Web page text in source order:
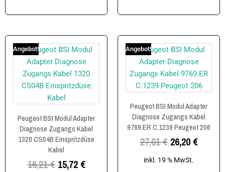
Angebot!
Peugeot BSI Modul Adapter
Diagnose Zugangs Kabel
1320 CS04B Einspritzdüse
Kabel
16,21€ 15,72 €
Angebot!
Peugeot BSI Modul Adapter
Diagnose Zugangs Kabel
9769.ER C.1239 Peugeot 206
27,01€ 26,20 €
inkl. 19 % MwSt.